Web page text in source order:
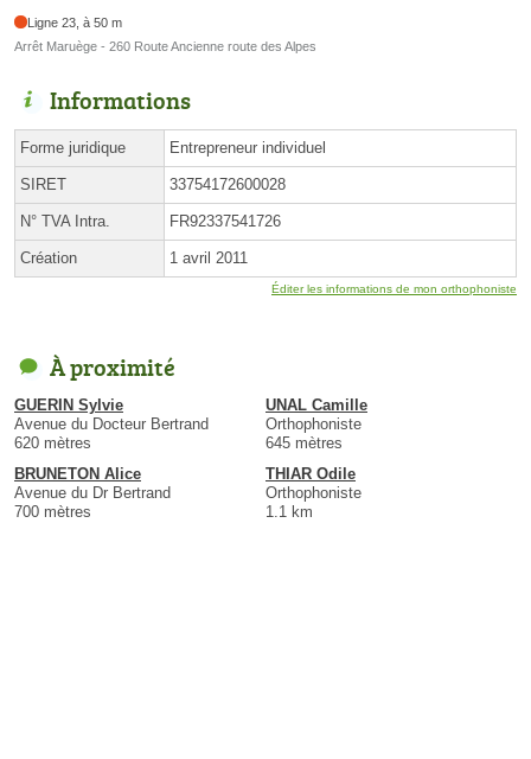
Ligne 23, à 50 m
Arrêt Maruège - 260 Route Ancienne route des Alpes
Informations
Forme juridique Entrepreneur individuel
SIRET 33754172600028
N° TVA Intra. FR92337541726
Création 1 avril 2011
Éditer les informations de mon orthophoniste
À proximité
GUERIN Sylvie
Avenue du Docteur Bertrand
620 mètres
UNAL Camille
Orthophoniste
645 mètres
BRUNETON Alice
Avenue du Dr Bertrand
700 mètres
THIAR Odile
Orthophoniste
1.1 km